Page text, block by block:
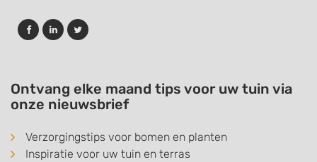
Ontvang elke maand tips voor uw tuin via
onze nieuwsbrief
Verzorgingstips voor bomen en planten
Inspiratie voor uw tuin en terras